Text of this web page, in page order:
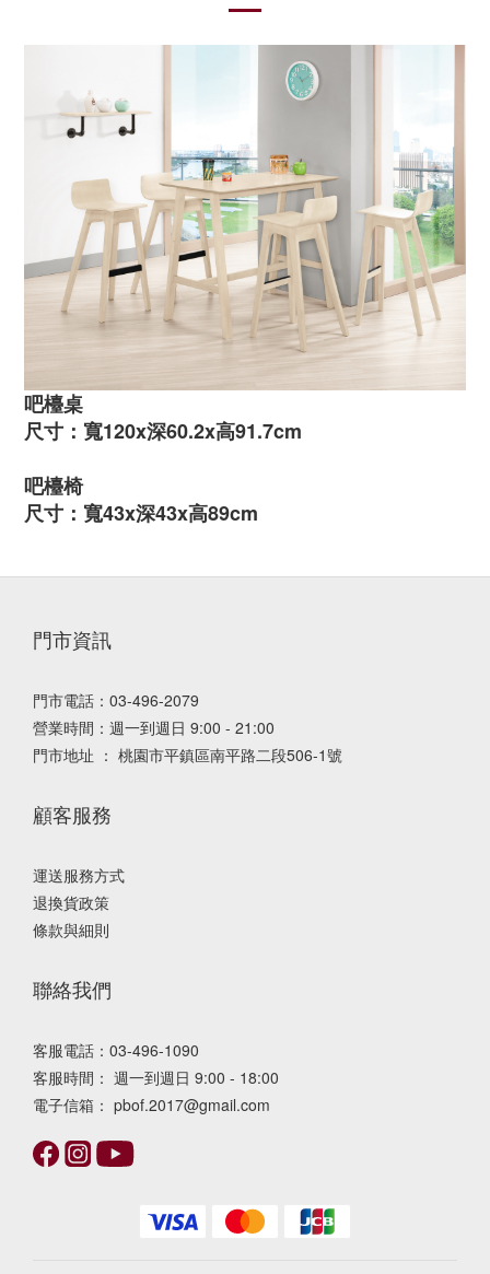
吧檯桌
尺寸： 寬120x深60.2x高91.7cm
吧檯椅
尺寸： 寬43x深43x高89cm
門市資訊
門市電話：03-496-2079
營業時間：週一到週日 9:00 - 21:00
門市地址 ： 桃園市平鎮區南平路二段506-1號
顧客服務
運送服務方式
退換貨政策
條款與細則
聯絡我們
客服電話：03-496-1090
客服時間： 週一到週日 9:00 - 18:00
電子信箱： pbof.2017@gmail.com